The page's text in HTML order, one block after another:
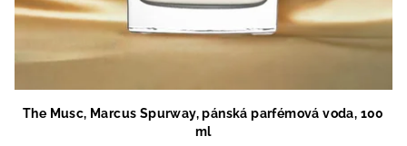
The Musc, Marcus Spurway, pánská parfémová voda, 100
ml